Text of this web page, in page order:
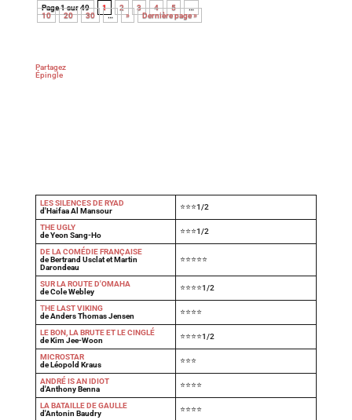
Page 1 sur 49 1 2 3 4 5
…
10
20 30 … » Dernière page »
Partagez
Épingle
LES SILENCES DE RYAD
d'Haifaa Al Mansour
⭐⭐⭐1/2
THE UGLY
de Yeon Sang-Ho
⭐⭐⭐1/2
DE LA COMÉDIE FRANÇAISE
de Bertrand Usclat et Martin
Darondeau
⭐⭐⭐⭐⭐
SUR LA ROUTE D'OMAHA
de Cole Webley
⭐⭐⭐⭐1/2
THE LAST VIKING
de Anders Thomas Jensen
⭐⭐⭐⭐
LE BON, LA BRUTE ET LE CINGLÉ
de Kim Jee-Woon
⭐⭐⭐⭐1/2
MICROSTAR
de Léopold Kraus
⭐⭐⭐
ANDRÉ IS AN IDIOT
d'Anthony Benna
⭐⭐⭐⭐
LA BATAILLE DE GAULLE
d'Antonin Baudry
⭐⭐⭐⭐